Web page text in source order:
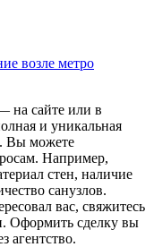
возле метро
на сайте или в
и уникальная
Вы можете
Например,
стен, наличие
санузлов.
вас, свяжитесь
Оформить сделку вы
агентство.